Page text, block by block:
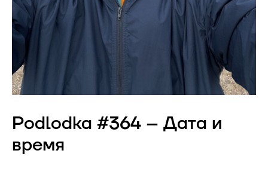
Podlodka #364 -- Дата и
время